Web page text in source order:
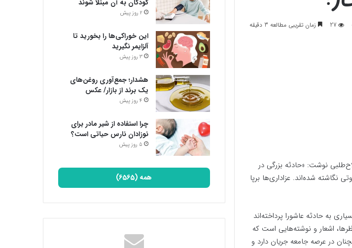
27 زمان تقریبی مطالعه 3 دقیقه
نوشت: «حادثه بزرگی در
آن آثار متفاوتی نگاشته شده‌اند. عزاداری‌ها برپا
به حادثه عاشورا پرداخته‌اند
اشعار و نوشته‌هایی است که
در عرصه جامعه جریان دارد و
کودکان به آن مبتلا شوند
2 روز پیش
این خوراکی‌ها را بخورید تا
آلزایمر نگیرید
3 روز پیش
هشدار؛ جمع‌آوری روغن‌های
یک برند از بازار/ عکس
4 روز پیش
چرا استفاده از شیر مادر برای
نوزادان نارس حیاتی است؟
5 روز پیش
همه (6565)